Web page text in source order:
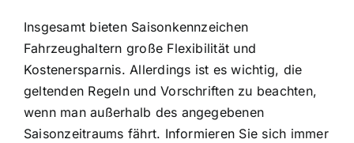
Insgesamt bieten Saisonkennzeichen
Fahrzeughaltern große Flexibilität und
Kostenersparnis. Allerdings ist es wichtig, die
geltenden Regeln und Vorschriften zu beachten,
wenn man außerhalb des angegebenen
Saisonzeitraums fährt. Informieren Sie sich immer